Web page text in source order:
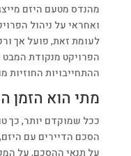
מהנדס מטעם היזם
ואחראי על ניהול
לעומת זאת, פועל אך
הפרויקט מנקודת
ההתחייבויות החוזיות
מתי הוא הזמן
ככל שמוקדם יותר, כך
הסכם הדיירים עם
על תנאי ההסכם, על